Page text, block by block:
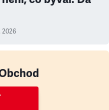
2026